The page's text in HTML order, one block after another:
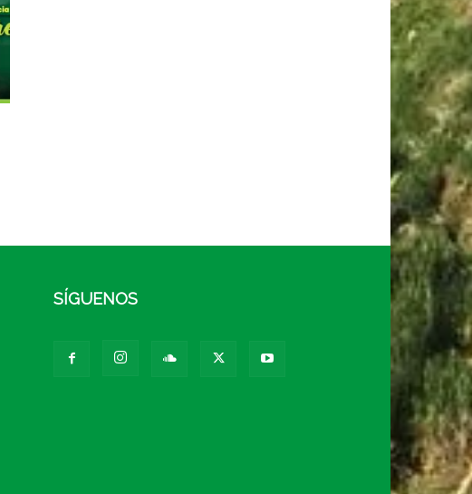
SÍGUENOS